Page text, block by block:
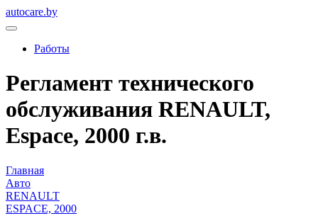
autocare.by
Работы
Регламент технического
обслуживания RENAULT,
Espace, 2000 г.в.
Главная
Авто
RENAULT
ESPACE, 2000